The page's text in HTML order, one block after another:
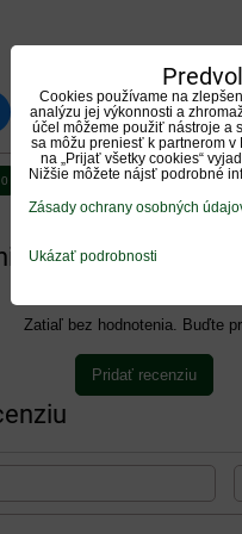
PinterestReddit LinkedIn
0 0
produktu
Zatiaľ bez hodnotenia. Buďte
Pridať recenziu
Cookies používame na
analýzu jej výkonnosti a
účel môžeme použiť nástroje a
sa môžu preniesť k partnerom v
na „Prijať všetky cookies“
Nižšie môžete nájsť podrobné
Zásady ochrany osobných
Ukázať podrobnosti